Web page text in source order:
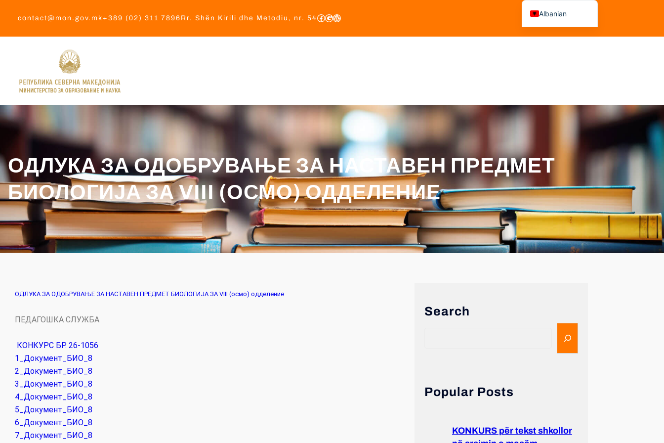
contact@mon.gov.mk +389 (02) 311 7896 Rr. Shën Kirili dhe Metodiu, nr. 54
ОДЛУКА ЗА ОДОБРУВАЊЕ ЗА НАСТАВЕН ПРЕДМЕТ
БИОЛОГИЈА ЗА VIII (ОСМО) ОДДЕЛЕНИЕ
ОДЛУКА ЗА ОДОБРУВАЊЕ ЗА НАСТАВЕН ПРЕДМЕТ БИОЛОГИЈА ЗА VIII (осмо) одделение
ПЕДАГОШКА СЛУЖБА
КОНКУРС БР. 26-1056
1_Документ_БИО_8
2_Документ_БИО_8
3_Документ_БИО_8
4_Документ_БИО_8
5_Документ_БИО_8
6_Документ_БИО_8
7_Документ_БИО_8
Search
Popular Posts
KONKURS për tekst shkollor
Albanian
Macedonian